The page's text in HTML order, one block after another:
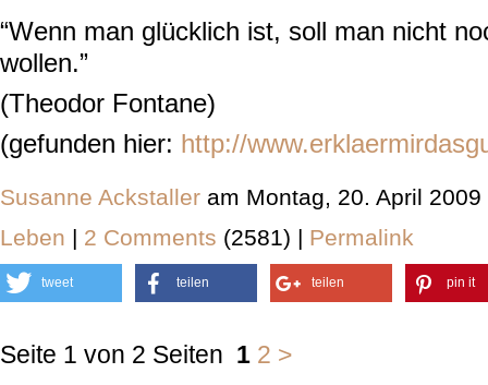
“Wenn man glücklich ist, soll man nicht
wollen.”
(Theodor Fontane)
(gefunden hier: http://
Susanne Ackstaller am Montag, 20. April
Leben | 2 Comments (2581) | Permalink
tweet teilen teilen pin it
Seite 1 von 2 Seiten 1 2 >